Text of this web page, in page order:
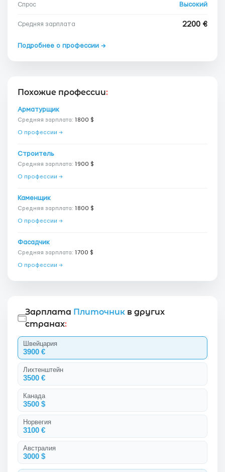
Спрос Высокий
Средняя зарплата 2200 €
Подробнее о профессии →
Похожие профессии:
Арматурщик
Средняя зарплата: 1800 $
О профессии →
Строитель
Средняя зарплата: 1900 $
О профессии →
Каменщик
Средняя зарплата: 1800 $
О профессии →
Фасадчик
Средняя зарплата: 1700 $
О профессии →
Зарплата Плиточник в других
странах:
Швейцария
3900 €
Лихтенштейн
3500 €
Канада
3500 $
Норвегия
3100 €
Австралия
3000 $